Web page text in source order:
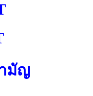
มัญ